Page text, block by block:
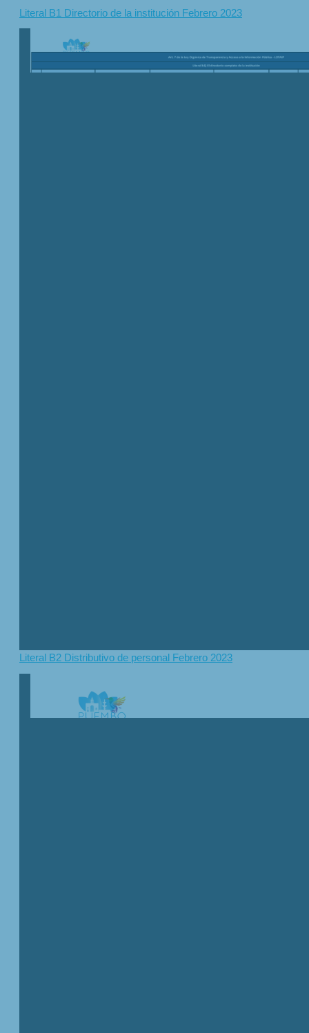
Literal B1 Directorio de la institución Febrero 2023
Literal B2 Distributivo de personal Febrero 2023